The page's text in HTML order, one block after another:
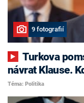
9 fotografií
Turkova pomsta, nekonfliktní Havlíček i
návrat Klause.
Téma: Politika